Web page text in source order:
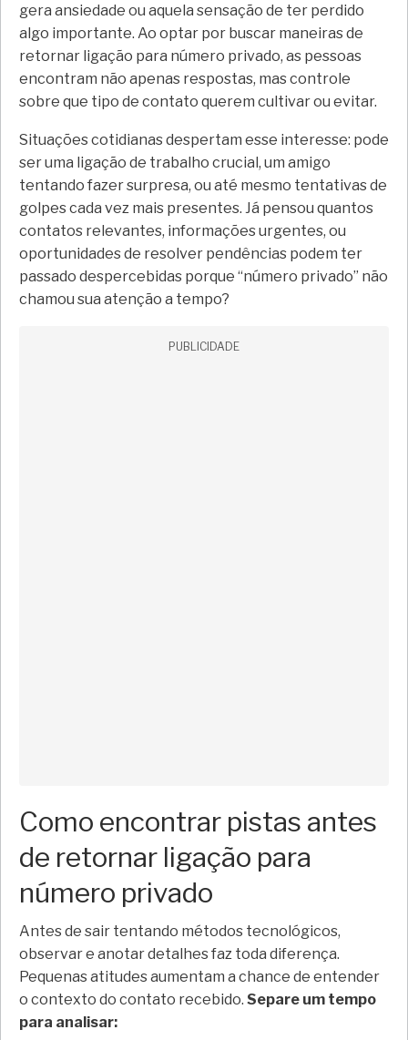
gera ansiedade ou aquela sensação de ter perdido
algo importante. Ao optar por buscar maneiras de
retornar ligação para número privado, as pessoas
encontram não apenas respostas, mas controle
sobre que tipo de contato querem cultivar ou evitar.
Situações cotidianas despertam esse interesse: pode
ser uma ligação de trabalho crucial, um amigo
tentando fazer surpresa, ou até mesmo tentativas de
golpes cada vez mais presentes. Já pensou quantos
contatos relevantes, informações urgentes, ou
oportunidades de resolver pendências podem ter
passado despercebidas porque “número privado” não
chamou sua atenção a tempo?
PUBLICIDADE
Como encontrar pistas antes
de retornar ligação para
número privado
Antes de sair tentando métodos tecnológicos,
observar e anotar detalhes faz toda diferença.
Pequenas atitudes aumentam a chance de entender
o contexto do contato recebido. Separe um tempo
para analisar: